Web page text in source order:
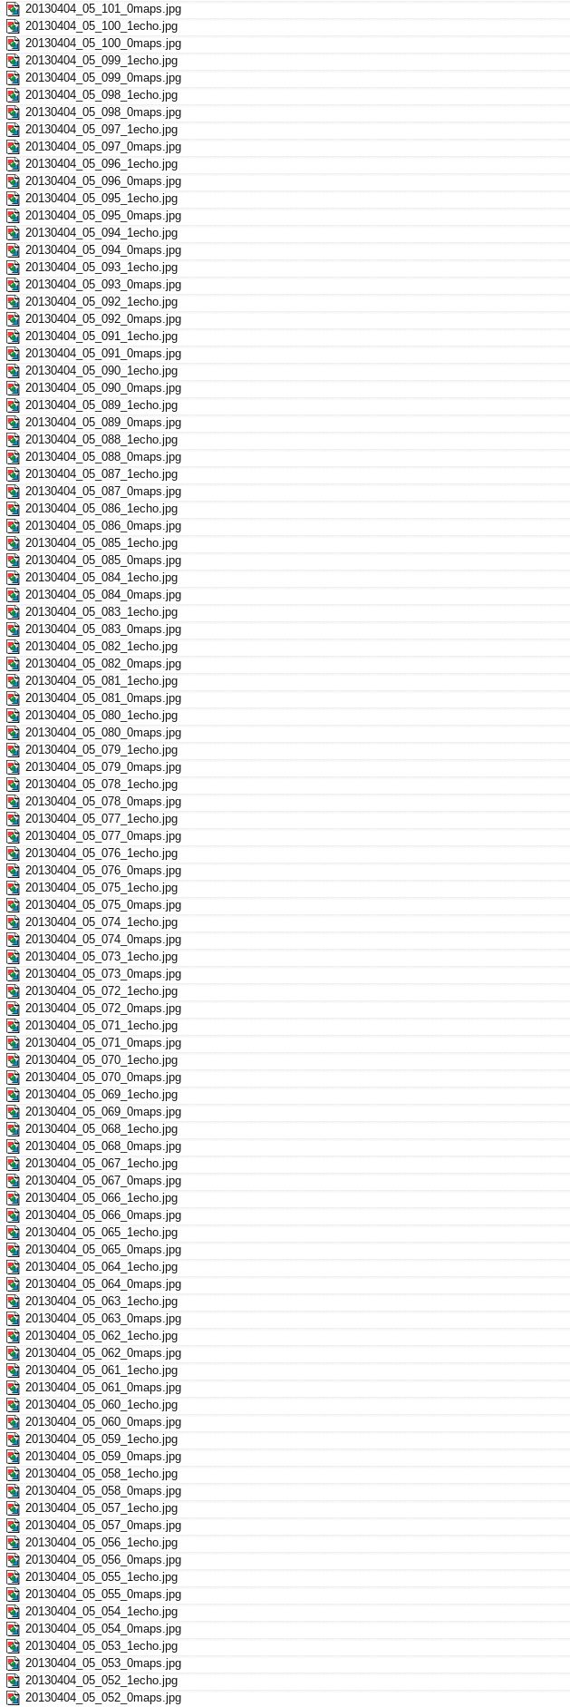
20130404_05_101_0maps.jpg
20130404_05_100_1echo.jpg
20130404_05_100_0maps.jpg
20130404_05_099_1echo.jpg
20130404_05_099_0maps.jpg
20130404_05_098_1echo.jpg
20130404_05_098_0maps.jpg
20130404_05_097_1echo.jpg
20130404_05_097_0maps.jpg
20130404_05_096_1echo.jpg
20130404_05_096_0maps.jpg
20130404_05_095_1echo.jpg
20130404_05_095_0maps.jpg
20130404_05_094_1echo.jpg
20130404_05_094_0maps.jpg
20130404_05_093_1echo.jpg
20130404_05_093_0maps.jpg
20130404_05_092_1echo.jpg
20130404_05_092_0maps.jpg
20130404_05_091_1echo.jpg
20130404_05_091_0maps.jpg
20130404_05_090_1echo.jpg
20130404_05_090_0maps.jpg
20130404_05_089_1echo.jpg
20130404_05_089_0maps.jpg
20130404_05_088_1echo.jpg
20130404_05_088_0maps.jpg
20130404_05_087_1echo.jpg
20130404_05_087_0maps.jpg
20130404_05_086_1echo.jpg
20130404_05_086_0maps.jpg
20130404_05_085_1echo.jpg
20130404_05_085_0maps.jpg
20130404_05_084_1echo.jpg
20130404_05_084_0maps.jpg
20130404_05_083_1echo.jpg
20130404_05_083_0maps.jpg
20130404_05_082_1echo.jpg
20130404_05_082_0maps.jpg
20130404_05_081_1echo.jpg
20130404_05_081_0maps.jpg
20130404_05_080_1echo.jpg
20130404_05_080_0maps.jpg
20130404_05_079_1echo.jpg
20130404_05_079_0maps.jpg
20130404_05_078_1echo.jpg
20130404_05_078_0maps.jpg
20130404_05_077_1echo.jpg
20130404_05_077_0maps.jpg
20130404_05_076_1echo.jpg
20130404_05_076_0maps.jpg
20130404_05_075_1echo.jpg
20130404_05_075_0maps.jpg
20130404_05_074_1echo.jpg
20130404_05_074_0maps.jpg
20130404_05_073_1echo.jpg
20130404_05_073_0maps.jpg
20130404_05_072_1echo.jpg
20130404_05_072_0maps.jpg
20130404_05_071_1echo.jpg
20130404_05_071_0maps.jpg
20130404_05_070_1echo.jpg
20130404_05_070_0maps.jpg
20130404_05_069_1echo.jpg
20130404_05_069_0maps.jpg
20130404_05_068_1echo.jpg
20130404_05_068_0maps.jpg
20130404_05_067_1echo.jpg
20130404_05_067_0maps.jpg
20130404_05_066_1echo.jpg
20130404_05_066_0maps.jpg
20130404_05_065_1echo.jpg
20130404_05_065_0maps.jpg
20130404_05_064_1echo.jpg
20130404_05_064_0maps.jpg
20130404_05_063_1echo.jpg
20130404_05_063_0maps.jpg
20130404_05_062_1echo.jpg
20130404_05_062_0maps.jpg
20130404_05_061_1echo.jpg
20130404_05_061_0maps.jpg
20130404_05_060_1echo.jpg
20130404_05_060_0maps.jpg
20130404_05_059_1echo.jpg
20130404_05_059_0maps.jpg
20130404_05_058_1echo.jpg
20130404_05_058_0maps.jpg
20130404_05_057_1echo.jpg
20130404_05_057_0maps.jpg
20130404_05_056_1echo.jpg
20130404_05_056_0maps.jpg
20130404_05_055_1echo.jpg
20130404_05_055_0maps.jpg
20130404_05_054_1echo.jpg
20130404_05_054_0maps.jpg
20130404_05_053_1echo.jpg
20130404_05_053_0maps.jpg
20130404_05_052_1echo.jpg
20130404_05_052_0maps.jpg